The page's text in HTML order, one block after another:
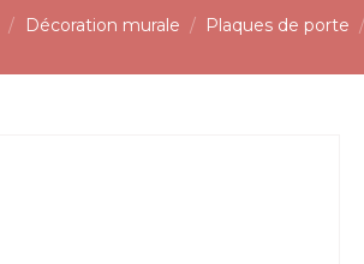
Décoration murale Plaques de porte